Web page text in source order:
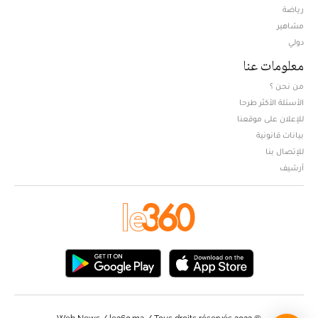
رياضة
مشاهير
دولي
معلومات عنا
من نحن ؟
الأسئلة الأكثر طرحا
للإعلان على موقعنا
بيانات قانونية
للإتصال بنا
أرشيف